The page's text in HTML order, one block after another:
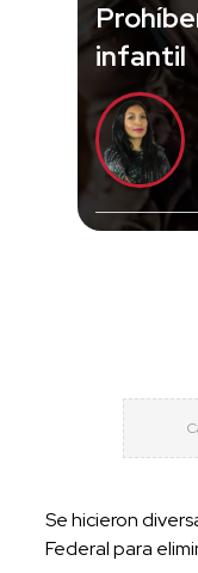
infantil
Se hicieron
Federal para